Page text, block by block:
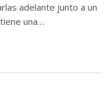
adelante junto a un
una…